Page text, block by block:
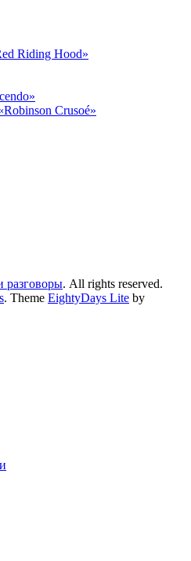
Riding Hood»
Crusoé»
разговоры. All rights reserved.
. Theme EightyDays Lite by